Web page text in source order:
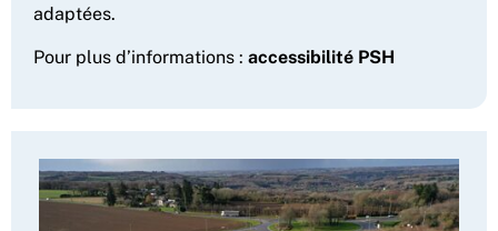
adaptées.
Pour plus d’informations : accessibilité PSH